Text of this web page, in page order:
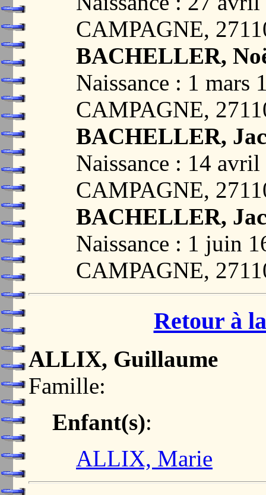
CAMPAGNE,
BACHELLER,
Naissance : 1
CAMPAGNE,
BACHELLER,
Naissance : 14
CAMPAGNE,
BACHELLER,
Naissance : 1 juin
CAMPAGNE,
Retour à
ALLIX, Guillaume
Famille:
Enfant(s):
ALLIX, Marie